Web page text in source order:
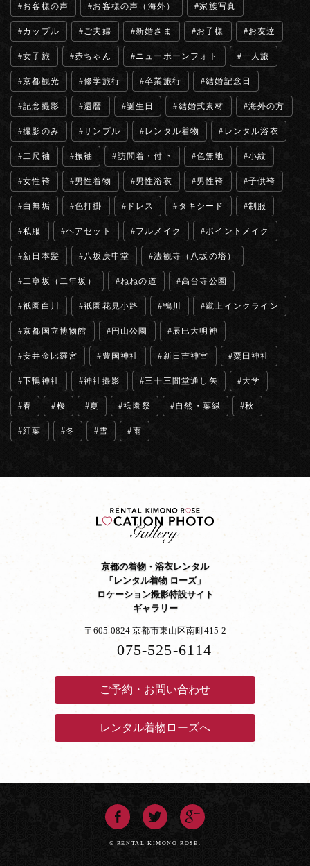
お客様の声 お客様の声（海外） 家族写真
カップル ご夫婦 新婚さま お子様 お友達
女子旅 赤ちゃん ニューボーンフォト 一人旅
京都観光 修学旅行 卒業旅行 結婚記念日
記念撮影 還暦 誕生日 結婚式素材 海外の方
撮影のみ サンプル レンタル着物 レンタル浴衣
二尺袖 振袖 訪問着・付下 色無地 小紋
女性袴 男性着物 男性浴衣 男性袴 子供袴
白無垢 色打掛 ドレス タキシード 制服
私服 ヘアセット フルメイク ポイントメイク
新日本髪 八坂庚申堂 法観寺（八坂の塔）
二寧坂（二年坂） ねねの道 高台寺公園
祇園白川 祇園花見小路 鴨川 蹴上インクライン
京都国立博物館 円山公園 辰巳大明神
安井金比羅宮 豊国神社 新日吉神宮 粟田神社
下鴨神社 神社撮影 三十三間堂通し矢 大学
春 桜 夏 祇園祭 自然・葉緑 秋
紅葉 冬 雪 雨
京都の着物・浴衣レンタル
「レンタル着物 ローズ」
ロケーション撮影特設サイト
ギャラリー
〒605-0824 京都市東山区南町415-2
075-525-6114
ご予約・お問い合わせ
レンタル着物ローズへ
© RENTAL KIMONO ROSE.